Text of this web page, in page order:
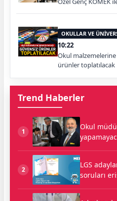
OKULLAR VE
10:22
Okul
ürünler toplatılacak
Trend Haberler
1
Okul
2
LGS
soruları